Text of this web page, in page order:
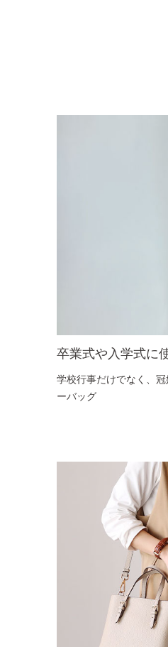
卒業式や入学式に
学校行事だけでなく、
ーバッグ